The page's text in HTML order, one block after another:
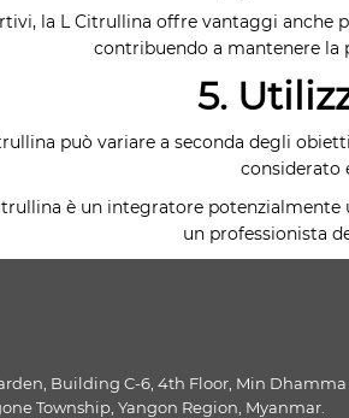
la L Citrullina offre vantaggi anche
contribuendo a mantenere la
5.
può variare a seconda degli
considerato
è un integratore
un professionista
Building C-6, 4th Floor, Min Dhamma
Township, Yangon Region, Myanmar.